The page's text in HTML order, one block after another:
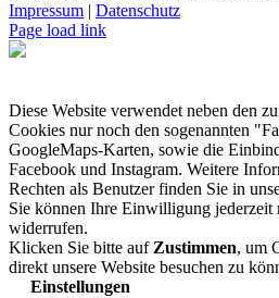
Impressum | Datenschutz
Page load link
Diese Website verwendet neben den
Cookies nur noch den sogenannten
GoogleMaps-Karten, sowie die
Facebook und Instagram. Weitere
Rechten als Benutzer finden Sie in
Sie können Ihre Einwilligung
widerrufen.
Klicken Sie bitte auf Zustimmen, um
direkt unsere Website besuchen zu
Einstellungen